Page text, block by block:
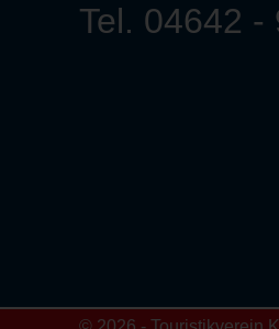
Tel. 04642 -